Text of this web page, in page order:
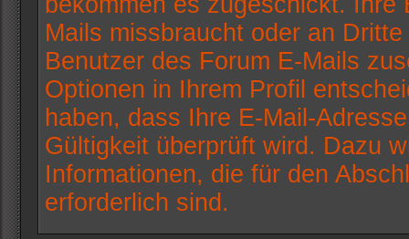
Mails missbraucht oder an
Benutzer des Forum E-Mails
Optionen in Ihrem Profil
haben, dass Ihre E-Mail-
Gültigkeit überprüft wird. Dazu
Informationen, die für den
erforderlich sind.